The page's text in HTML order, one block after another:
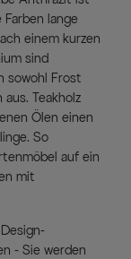
lange
einem kurzen
sind
sowohl Frost
Teakholz
Ölen einen
So
auf ein
mit
- Sie werden